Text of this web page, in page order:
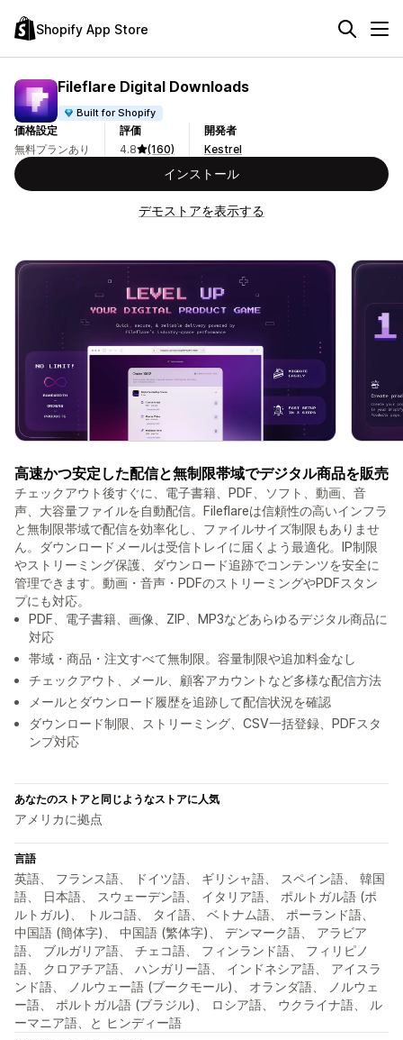
Shopify App Store
Fileflare Digital Downloads
Built for Shopify
価格設定
無料プランあり
評価
4.8
(160)
開発者
Kestrel
インストール
デモストアを表示する
高速かつ安定した配信と無制限帯域でデジタル商品を販売
チェックアウト後すぐに、電子書籍、PDF、ソフト、動画、音
声、大容量ファイルを自動配信。Fileflareは信頼性の高いインフラ
と無制限帯域で配信を効率化し、ファイルサイズ制限もありませ
ん。ダウンロードメールは受信トレイに届くよう最適化。IP制限
やストリーミング保護、ダウンロード追跡でコンテンツを安全に
管理できます。動画・音声・PDFのストリーミングやPDFスタン
プにも対応。
PDF、電子書籍、画像、ZIP、MP3などあらゆるデジタル商品に
対応
帯域・商品・注文すべて無制限。容量制限や追加料金なし
チェックアウト、メール、顧客アカウントなど多様な配信方法
メールとダウンロード履歴を追跡して配信状況を確認
ダウンロード制限、ストリーミング、CSV一括登録、PDFスタ
ンプ対応
あなたのストアと同じようなストアに人気
アメリカに拠点
言語
英語、 フランス語、 ドイツ語、 ギリシャ語、 スペイン語、 韓国
語、 日本語、 スウェーデン語、 イタリア語、 ポルトガル語 (ポ
ルトガル)、 トルコ語、 タイ語、 ベトナム語、 ポーランド語、
中国語 (簡体字)、 中国語 (繁体字)、 デンマーク語、 アラビア
語、 ブルガリア語、 チェコ語、 フィンランド語、 フィリピノ
語、 クロアチア語、 ハンガリー語、 インドネシア語、 アイスラ
ンド語、 ノルウェー語 (ブークモール)、 オランダ語、 ノルウェ
ー語、 ポルトガル語 (ブラジル)、 ロシア語、 ウクライナ語、 ル
ーマニア語、と ヒンディー語